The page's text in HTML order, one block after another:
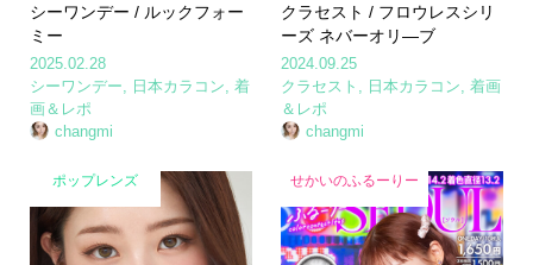
シーワンデー / ルックフォー
ミー
2025.02.28
シーワンデー
日本カラコン 着
画＆レポ
changmi
クラセスト / フロウレスシリ
ーズ ネバーオリ―ブ
2024.09.25
クラセスト
日本カラコン ,着画
＆レポ
changmi
ポップレンズ せかいのふるーりー